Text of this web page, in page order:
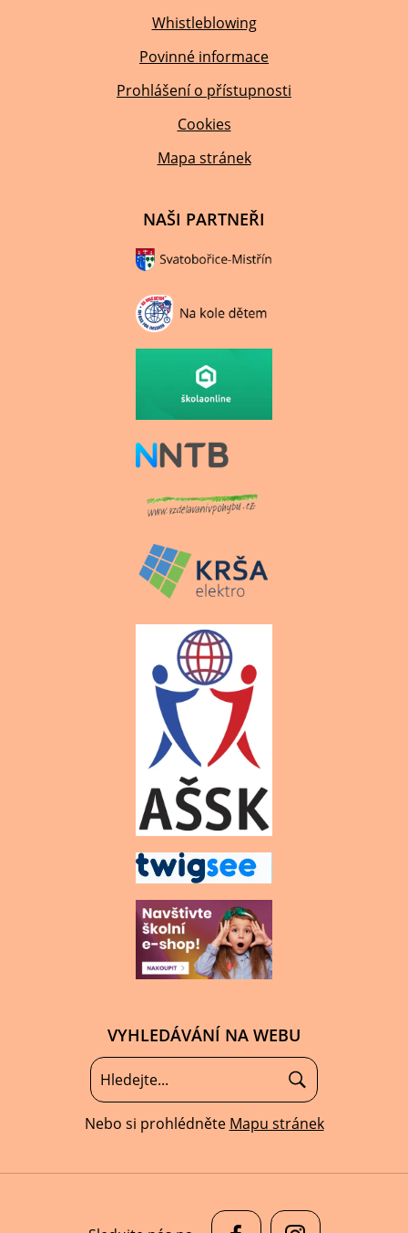
Whistleblowing
Povinné informace
Prohlášení o přístupnosti
Cookies
Mapa stránek
NAŠI PARTNEŘI
VYHLEDÁVÁNÍ NA WEBU
Nebo si prohlédněte Mapu stránek